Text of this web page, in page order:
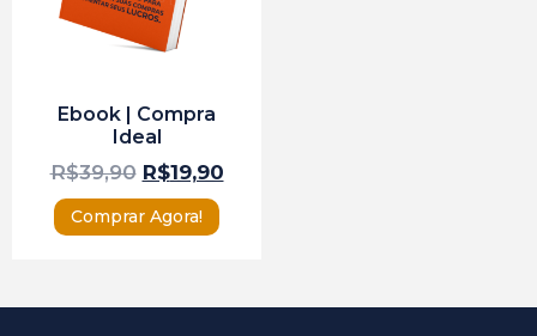
Ebook | Compra
Ideal
R$39,90 R$19,90
Comprar Agora!